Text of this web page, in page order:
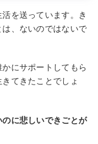
を送っています。き
、ないのではないで
にサポートしてもら
てきたことでしょ
のに悲しいできごとが